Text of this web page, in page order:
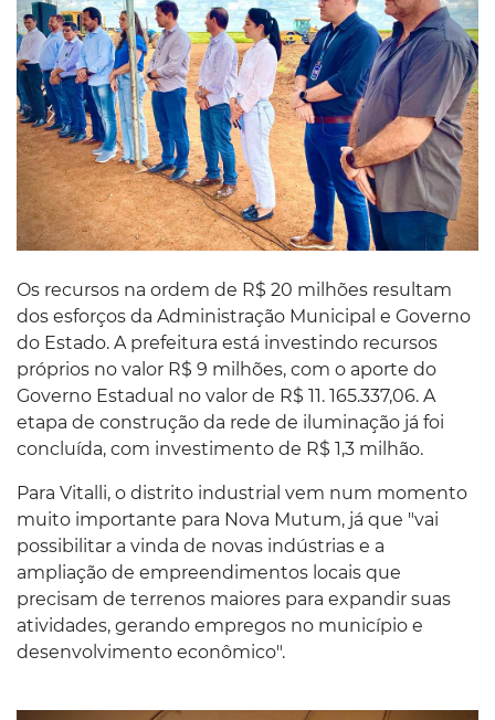
Os recursos na ordem de R$ 20 milhões resultam
dos esforços da Administração Municipal e Governo
do Estado. A prefeitura está investindo recursos
próprios no valor R$ 9 milhões, com o aporte do
Governo Estadual no valor de R$ 11. 165.337,06. A
etapa de construção da rede de iluminação já foi
concluída, com investimento de R$ 1,3 milhão.
Para Vitalli, o distrito industrial vem num momento
muito importante para Nova Mutum, já que "vai
possibilitar a vinda de novas indústrias e a
ampliação de empreendimentos locais que
precisam de terrenos maiores para expandir suas
atividades, gerando empregos no município e
desenvolvimento econômico".